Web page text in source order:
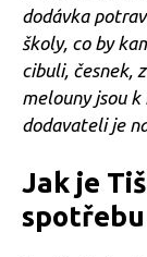
dodávka
školy, co by
cibuli, česnek,
melouny jsou k
dodavateli je
Jak je